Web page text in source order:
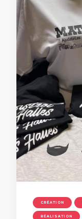
CRÉATION
RÉALISATION